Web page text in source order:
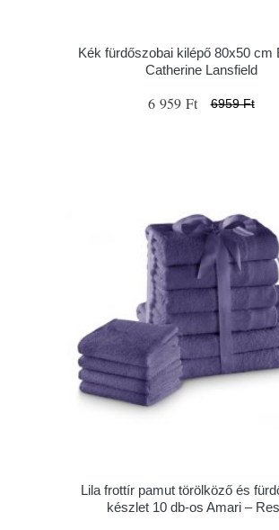
Kék fürdőszobai kilépő 80x50 cm
Catherine Lansfield
6 959 Ft 6959 Ft
Lila frottír pamut törölköző és
készlet 10 db-os Amari –